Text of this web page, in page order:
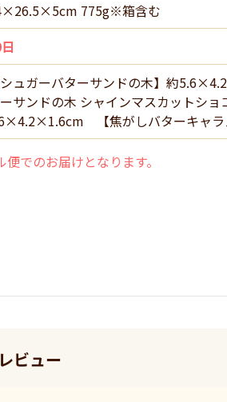
775g※箱含む
シュガーバターサンドの木】約
サンドの木 シャインマスカットショ
【焦がしバターキャ
でのお届けとなります。
ビュー